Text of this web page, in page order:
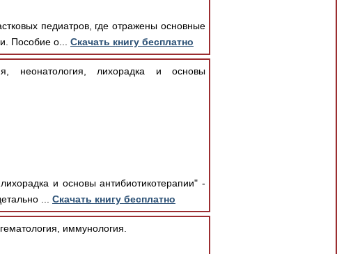
педиатров, где отражены основные
Пособие о... Скачать книгу бесплатно
неонатология, лихорадка и основы
и основы антибиотикотерапии" -
... Скачать книгу бесплатно
иммунология.